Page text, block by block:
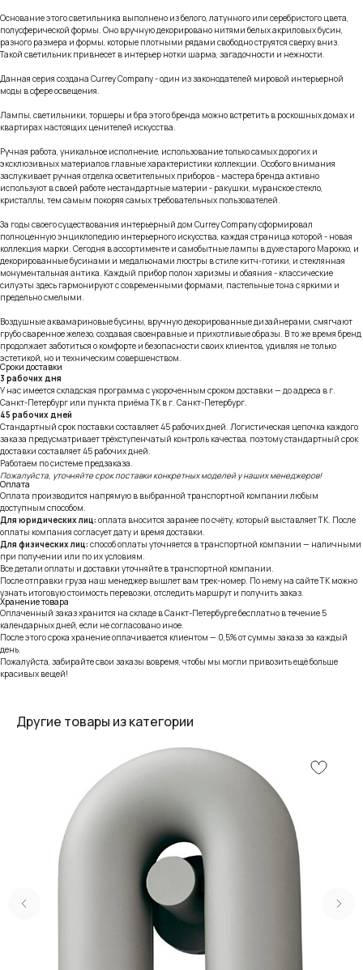
Основание этого светильника выполнено из белого, латунного или серебристого цвета,
полусферической формы. Оно вручную декорировано нитями белых акриловых бусин,
разного размера и формы, которые плотными рядами свободно струятся сверху вниз.
Такой светильник привнесет в интерьер нотки шарма, загадочности и нежности.
Данная серия создана Currey Company - один из законодателей мировой интерьерной
моды в сфере освещения.
Лампы, светильники, торшеры и бра этого бренда можно встретить в роскошных домах и
квартирах настоящих ценителей искусства.
Ручная работа, уникальное исполнение, использование только самых дорогих и
эксклюзивных материалов главные характеристики коллекции. Особого внимания
заслуживает ручная отделка осветительных приборов - мастера бренда активно
используют в своей работе нестандартные материи - ракушки, муранское стекло,
кристаллы, тем самым покоряя самых требовательных пользователей.
За годы своего существования интерьерный дом Currey Company сформировал
полноценную энциклопедию интерьерного искусства, каждая страница которой - новая
коллекция марки. Сегодня в ассортименте и самобытные лампы в духе старого Марокко, и
декорированные бусинами и медальонами люстры в стиле китч-готики, и стеклянная
монументальная антика. Каждый прибор полон харизмы и обаяния - классические
силуэты здесь гармонируют с современными формами, пастельные тона с яркими и
предельно смелыми.
Воздушные аквамариновые бусины, вручную декорированные дизайнерами, смягчают
грубо сваренное железо, создавая своенравные и прихотливые образы. В то же время бренд
продолжает заботиться о комфорте и безопасности своих клиентов, удивляя не только
эстетикой, но и техническим совершенством.
Сроки доставки
3 рабочих дня
У нас имеется складская программа с укороченным сроком доставки — до адреса в г.
Санкт-Петербург или пункта приёма ТК в г. Санкт-Петербург.
45 рабочих дней
Стандартный срок поставки составляет 45 рабочих дней. Логистическая цепочка каждого
заказа предусматривает трёхступенчатый контроль качества, поэтому стандартный срок
доставки составляет 45 рабочих дней.
Работаем по системе предзаказа.
Пожалуйста, уточняйте срок поставки конкретных моделей у наших менеджеров!
Оплата
Оплата производится напрямую в выбранной транспортной компании любым
доступным способом.
Для юридических лиц: оплата вносится заранее по счёту, который выставляет ТК. После
оплаты компания согласует дату и время доставки.
Для физических лиц: способ оплаты уточняется в транспортной компании — наличными
при получении или по их условиям.
Все детали оплаты и доставки уточняйте в транспортной компании.
После отправки груза наш менеджер вышлет вам трек-номер. По нему на сайте ТК можно
узнать итоговую стоимость перевозки, отследить маршрут и получить заказ.
Хранение товара
Оплаченный заказ хранится на складе в Санкт-Петербурге бесплатно в течение 5
календарных дней, если не согласовано иное.
После этого срока хранение оплачивается клиентом — 0,5% от суммы заказа за каждый
день.
Пожалуйста, забирайте свои заказы вовремя, чтобы мы могли привозить ещё больше
красивых вещей!
Другие товары из категории